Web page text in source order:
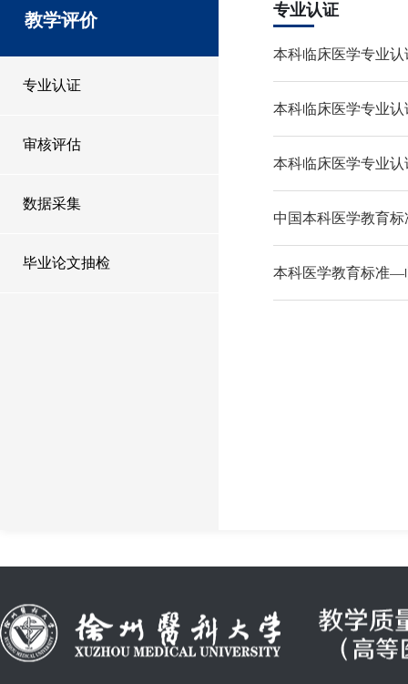
教学评价
专业认证
审核评估
数据采集
毕业论文抽检
专业认证
本科临床医学专业认
本科临床医学专业认
本科临床医学专业认
中国本科医学教育
本科医学教育标准—